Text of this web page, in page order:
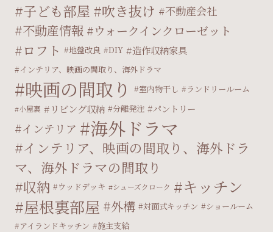
子ども部屋 吹き抜け 不動産会社
不動産情報 ウォークインクローゼット
ロフト 地盤改良 DIY 造作収納家具
インテリア、映画の間取り、海外ドラマ
映画の間取り 室内物干し ランドリールーム
小屋裏 リビング収納 分離発注 パントリー
インテリア 海外ドラマ
インテリア、映画の間取り、海外ドラ
マ、海外ドラマの間取り
収納
ウッドデッキ シューズクローク キッチン
屋根裏部屋 外構 対面式キッチン
ショールーム
アイランドキッチン
施主支給